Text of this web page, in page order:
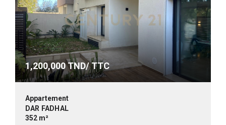
1,200,000TND/ TTC
Appartement
DAR FADHAL
352 m²